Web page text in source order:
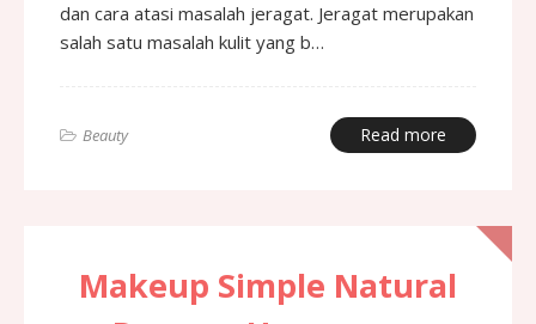
dan cara atasi masalah jeragat. Jeragat merupakan
salah satu masalah kulit yang b…
Beauty Read more
Makeup Simple Natural